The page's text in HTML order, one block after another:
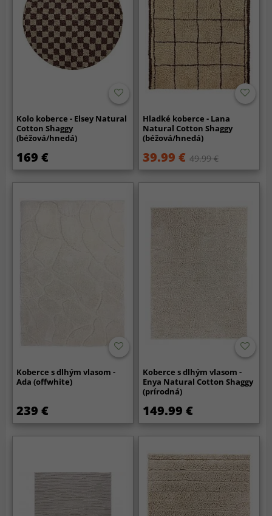
Kolo koberce - Elsey Natural
Cotton Shaggy
(béžová/hnedá)
169 €
Hladké koberce - Lana
Natural Cotton Shaggy
(béžová/hnedá)
39.99 € 49.99 €
Koberce s dlhým vlasom -
Ada (offwhite)
239 €
Koberce s dlhým vlasom -
Enya Natural Cotton Shaggy
(prírodná)
149.99 €